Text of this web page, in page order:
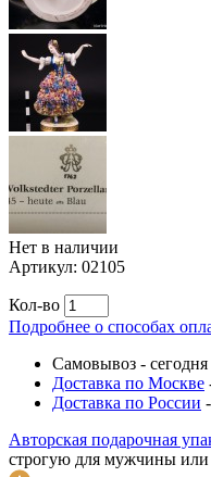
Нет в наличии
Артикул: 02105
Кол-во
Подробнее о способах
Самовывоз -
Доставка по Москве
Доставка по России -
Авторская подарочная
строгую для мужчины